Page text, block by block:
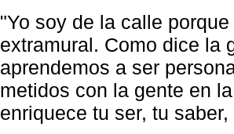
"Yo soy de la calle
extramural. Como dice la
aprendemos a ser
metidos con la gente en
enriquece tu ser, tu